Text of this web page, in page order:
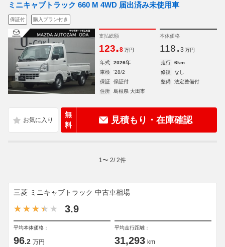
ミニキャブトラック 660 M 4WD 届出済み未使用車
保証付 購入プラン付き
支払総額
123.8 万円
本体価格
118. 3 万円
年式 2026年 走行
6km
車検
'28/2 修復
なし
保証
保証付 整備
法定整備付
住所
島根県 大田市
無
料
見積もり・在庫確認
1 〜 2/2件
三菱 ミニキャブトラック 中古車相場
3.9
平均本体価格：
96.2 万円
平均走行距離：
31,293 km